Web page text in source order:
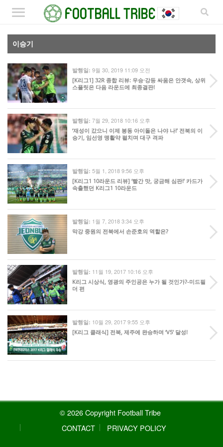
이승기
발행일: 9월 30, 2019 11:09 오전
[K리그1] 32R 종합 리뷰: 우승·강등 싸움은 안갯속, 상위
스플릿은 다음 라운드에 최종결판!
발행일: 7월 29, 2018 10:16 오후
‘재성이 갔으니 이제 봉동 아이돌은 나야 나!’ 전북의 이
승기, 임선영 맹활약 펼치며 대구 격파
발행일: 5월 1, 2018 9:56 오후
[K리그1 10라운드 리뷰] ‘빨간 맛, 궁금해 심판!’ 카드가
속출했던 K리그1 10라운드
발행일: 1월 7, 2018 3:34 오후
막강 중원의 전북에서 손준호의 역할은?
발행일: 11월 19, 2017 10:16 오후
K리그 시상식, 영광의 주인공은 누가 될 것인가?-미드필
더 편
발행일: 10월 29, 2017 9:55 오후
[K리그 클래식] 전북, 제주에 완승하며 ‘V5’ 달성!
© 2026 Copyright Football Tribe
CONTACT
PRIVACY POLICY